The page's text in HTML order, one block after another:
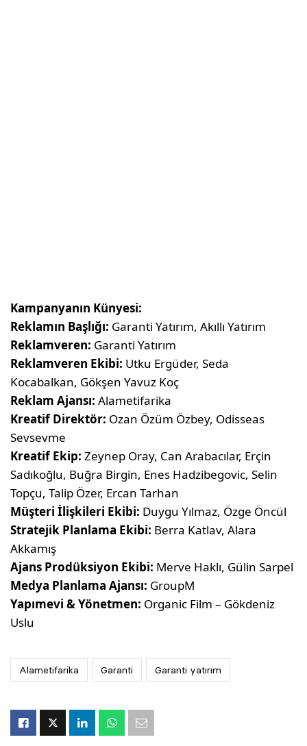
Kampanyanın Künyesi:
Reklamın Başlığı: Garanti Yatırım, Akıllı Yatırım
Reklamveren: Garanti Yatırım
Reklamveren Ekibi: Utku Ergüder, Seda
Kocabalkan, Gökşen Yavuz Koç
Reklam Ajansı: Alametifarika
Kreatif Direktör: Ozan Özüm Özbey, Odisseas
Sevsevme
Kreatif Ekip:Zeynep Oray, Can Arabacılar, Erçin
Sadıkoğlu, Buğra Birgin, Enes Hadzibegovic, Selin
Topçu, Talip Özer, Ercan Tarhan
Müşteri İlişkileri Ekibi: Duygu Yılmaz, Özge Öncül
Stratejik Planlama Ekibi: Berra Katlav, Alara
Akkamış
Ajans Prodüksiyon Ekibi: Merve Haklı, Gülin Sarpel
Medya Planlama Ajansı: GroupM
Yapımevi & Yönetmen: Organic Film – Gökdeniz
Uslu
Alametifarika Garanti Garanti yatırım